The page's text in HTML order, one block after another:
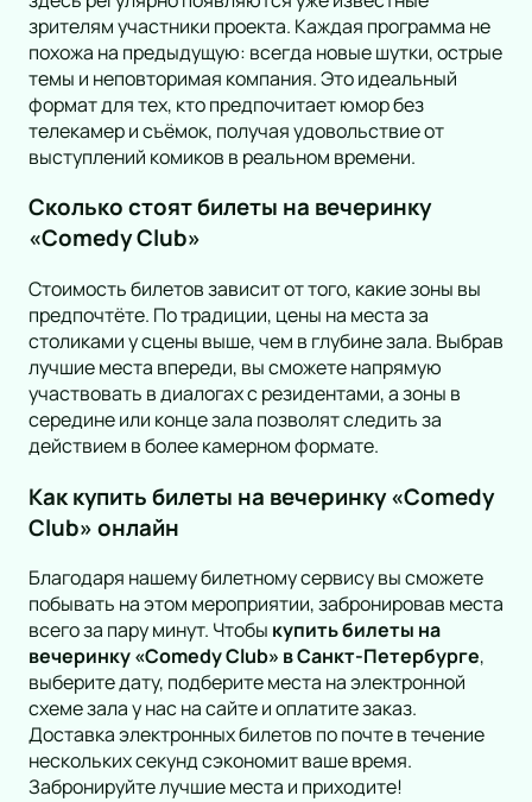
Панк
Романс
Дискотека
Шоу иллюзионистов
зрителям участники проекта. Каждая программа не
похожа на предыдущую: всегда новые шутки, острые
темы и неповторимая компания. Это идеальный
формат для тех, кто предпочитает юмор без
телекамер и съёмок, получая удовольствие от
выступлений комиков в реальном времени.
Сколько стоят билеты на вечеринку
«Comedy Club»
Стоимость билетов зависит от того, какие зоны вы
предпочтёте. По традиции, цены на места за
столиками у сцены выше, чем в глубине зала. Выбрав
лучшие места впереди, вы сможете напрямую
участвовать в диалогах с резидентами, а зоны в
середине или конце зала позволят следить за
действием в более камерном формате.
Как купить билеты на вечеринку «Comedy
Club» онлайн
Благодаря нашему билетному сервису вы сможете
побывать на этом мероприятии, забронировав места
всего за пару минут. Чтобы купить билеты на
вечеринку «Comedy Club» в Санкт-Петербурге,
выберите дату, подберите места на электронной
схеме зала у нас на сайте и оплатите заказ.
Доставка электронных билетов по почте в течение
нескольких секунд сэкономит ваше время.
Забронируйте лучшие места и приходите!